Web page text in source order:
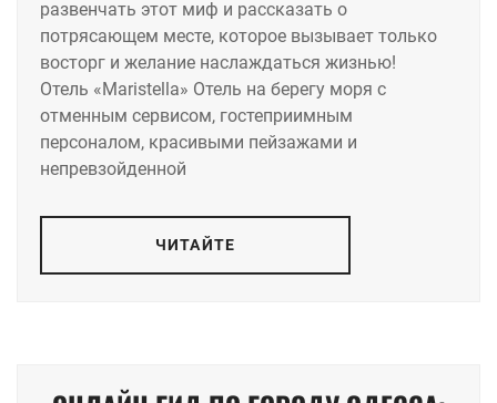
развенчать этот миф и рассказать о
потрясающем месте, которое вызывает только
восторг и желание наслаждаться жизнью!
Отель «Maristella» Отель на берегу моря с
отменным сервисом, гостеприимным
персоналом, красивыми пейзажами и
непревзойденной
ЧИТАЙТЕ